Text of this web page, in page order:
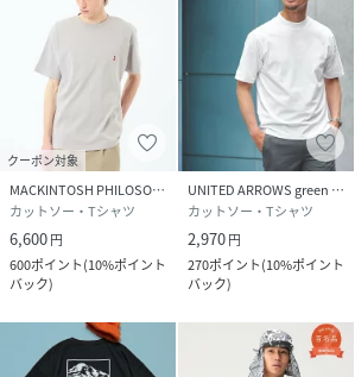
クーポン対象
MACKINTOSH PHILOSOPHY
カットソー・Tシャツ
6,600円
600ポイント(10%ポイント
バック)
UNITED ARROWS green label relaxing
カットソー・Tシャツ
2,970円
270ポイント(10%ポイント
バック)